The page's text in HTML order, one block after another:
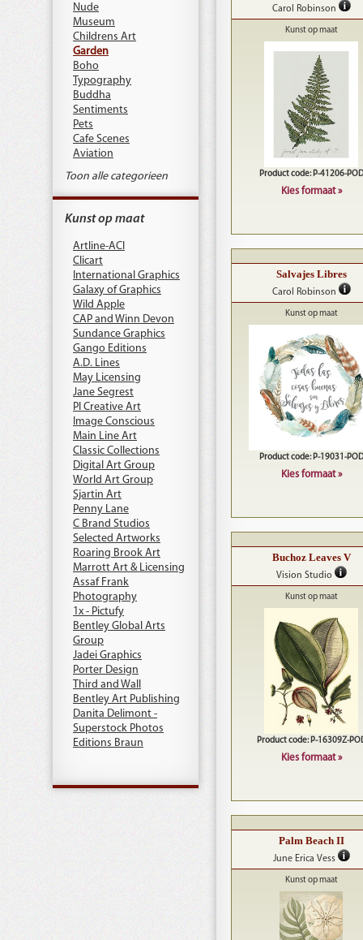
Nude
Museum
Childrens Art
Garden
Boho
Typography
Buddha
Sentiments
Pets
Cafe Scenes
Aviation
Toon alle categorieen
Kunst op maat
Artline-ACI
Clicart
International Graphics
Galaxy of Graphics
Wild Apple
CAP and Winn Devon
Sundance Graphics
Gango Editions
A.D. Lines
May Licensing
Jane Segrest
PI Creative Art
Image Conscious
Main Line Art
Classic Collections
Digital Art Group
World Art Group
Sjartin Art
Penny Lane
C Brand Studios
Selected Artworks
Roaring Brook Art
Marrott Art & Licensing
Assaf Frank
Photography
1x - Pictufy
Bentley Global Arts
Group
Jadei Graphics
Porter Design
Third and Wall
Bentley Art Publishing
Danita Delimont -
Superstock Photos
Editions Braun
Carol Robinson
Kunst op maat
Product code: P-41206-POD
Kies formaat »
Salvajes Libres
Carol Robinson
Kunst op maat
Product code: P-19031-POD
Kies formaat »
Buchoz Leaves V
Vision Studio
Kunst op maat
Product code: P-16309Z-
Kies formaat »
Palm Beach II
June Erica Vess
Kunst op maat